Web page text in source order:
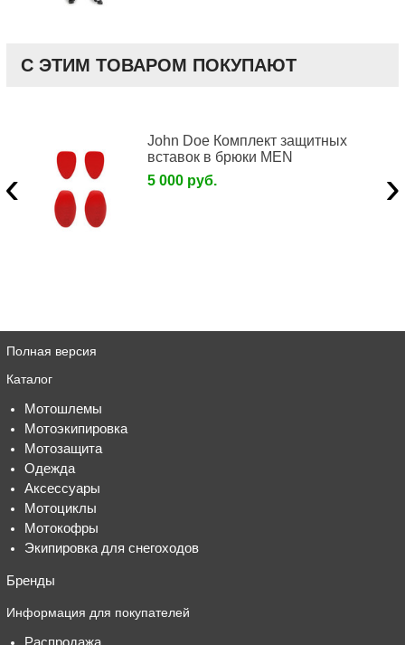
С ЭТИМ ТОВАРОМ ПОКУПАЮТ
John Doe Комплект защитных
вставок в брюки MEN
5 000 руб.
‹ ›
Полная версия
Каталог
Мотошлемы
Мотоэкипировка
Мотозащита
Одежда
Аксессуары
Мотоциклы
Мотокофры
Экипировка для снегоходов
Бренды
Информация для покупателей